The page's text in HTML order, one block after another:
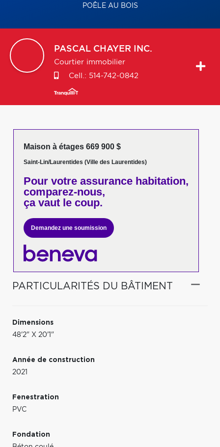
POÊLE AU BOIS
PASCAL CHAYER INC.
Courtier immobilier
Cell.: 514-742-0842
Maison à étages 669 900 $
Saint-Lin/Laurentides (Ville des Laurentides)
Pour votreassurance habitation,
comparez-nous,
ça vaut le coup.
Demandez une soumission
PARTICULARITÉS DU BÂTIMENT
Dimensions
48'2" X 20'1"
Année de construction
2021
Fenestration
PVC
Fondation